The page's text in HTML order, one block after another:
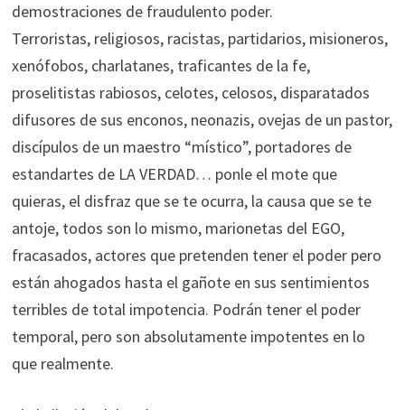
demostraciones de fraudulento poder.
Terroristas, religiosos, racistas, partidarios, misioneros,
xenófobos, charlatanes, traficantes de la fe,
proselitistas rabiosos, celotes, celosos, disparatados
difusores de sus enconos, neonazis, ovejas de un pastor,
discípulos de un maestro “místico”, portadores de
estandartes de LA VERDAD… ponle el mote que
quieras, el disfraz que se te ocurra, la causa que se te
antoje, todos son lo mismo, marionetas del EGO,
fracasados, actores que pretenden tener el poder pero
están ahogados hasta el gañote en sus sentimientos
terribles de total impotencia. Podrán tener el poder
temporal, pero son absolutamente impotentes en lo
que realmente.